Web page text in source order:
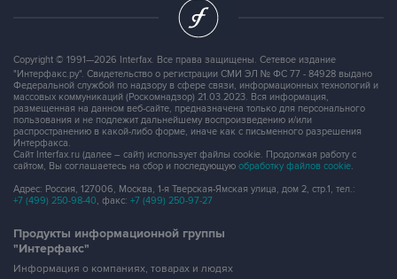
Copyright © 1991—2026 Interfax. Все права защищены. Сетевое издание
"Интерфакс.ру". Свидетельство о регистрации СМИ ЭЛ № ФС 77 - 84928 выдано
Федеральной службой по надзору в сфере связи, информационных технологий и
массовых коммуникаций (Роскомнадзор) 21.03.2023. Вся информация,
размещенная на данном веб-сайте, предназначена только для персонального
пользования и не подлежит дальнейшему воспроизведению и/или
распространению в какой-либо форме, иначе как с письменного разрешения
Интерфакса.
Сайт Interfax.ru (далее – сайт) использует файлы cookie. Продолжая работу с
сайтом, Вы соглашаетесь на сбор и последующую обработку файлов cookie.
Адрес: Россия, 127006, Москва, 1-я Тверская-Ямская улица, дом 2, стр.1, тел.:
+7 (499) 250-98-40, факс: +7 (499) 250-97-27
Продукты информационной группы
"Интерфакс"
Информация о компаниях, товарах и людях